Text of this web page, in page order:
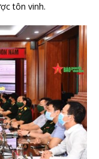
tôn vinh.